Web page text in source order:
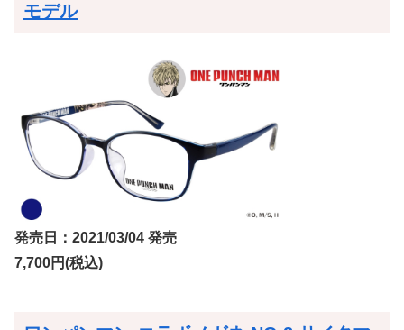
モデル
発売日：2021/03/04 発売
7,700円(税込)